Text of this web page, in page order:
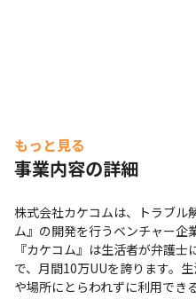
もっと見る
事業内容の詳細
株式会社カケコムは、トラブル
ム』の開発を行うベンチャー企
『カケコム』は生活者が弁護
で、月間10万UUを誇ります。
や場所にとらわれずに利用でき